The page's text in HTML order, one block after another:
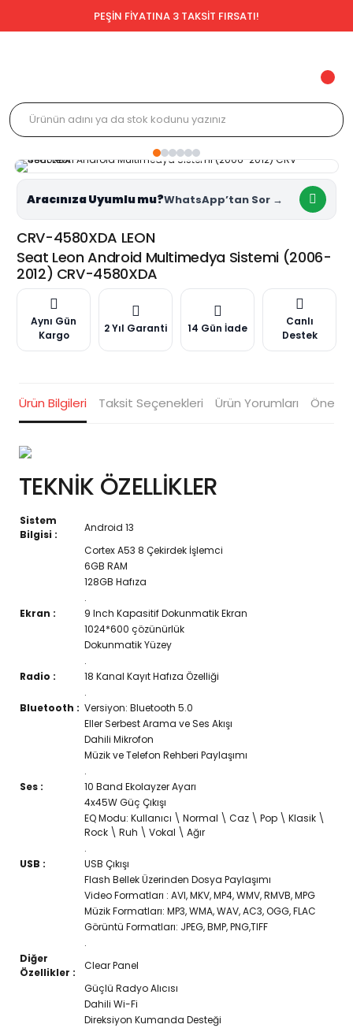
PEŞİN FİYATINA 3 TAKSİT FIRSATI!
Aracınıza Uyumlu mu?
CRV-4580XDA LEON
Seat Leon Android Multimedya Sistemi (2006-
2012) CRV-4580XDA
Aynı Gün
Kargo
2 Yıl Garanti 14 Gün İade
Canlı
Destek
Ürün Bilgileri Taksit Seçenekleri Ürün Yorumları
TEKNİK ÖZELLİKLER
Sistem
Bilgisi :
Android 13
Cortex A53 8 Çekirdek İşlemci
6GB RAM
128GB Hafıza
.
Ekran :
9 Inch Kapasitif Dokunmatik Ekran
1024*600 çözünürlük
Dokunmatik Yüzey
.
Radio :
18 Kanal Kayıt Hafıza Özelliği
.
Bluetooth : Versiyon: Bluetooth 5.0
Eller Serbest Arama ve Ses Akışı
Dahili Mikrofon
Müzik ve Telefon Rehberi Paylaşımı
.
Ses :
10 Band Ekolayzer Ayarı
4x45W Güç Çıkışı
EQ Modu: Kullanıcı \ Normal \ Caz \ Pop \ Klasik \
Rock \ Ruh \ Vokal \ Ağır
.
USB :
USB Çıkışı
Flash Bellek Üzerinden Dosya Paylaşımı
Video Formatları : AVI, MKV, MP4, WMV, RMVB, MPG
Müzik Formatları: MP3, WMA, WAV, AC3, OGG, FLAC
Görüntü Formatları: JPEG, BMP, PNG,TIFF
.
Diğer
Özellikler :
Clear Panel
Güçlü Radyo Alıcısı
Dahili Wi-Fi
Direksiyon Kumanda Desteği